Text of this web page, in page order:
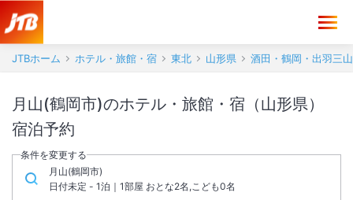
JTBホーム ホテル・旅館・宿 東北 山形県 酒田・鶴岡・出羽三山
月山(鶴岡市)のホテル・旅館・宿（山形県）
宿泊予約
条件を変更する
月山(鶴岡市)
日付未定 - 1泊｜1部屋 おとな2名,こども0名